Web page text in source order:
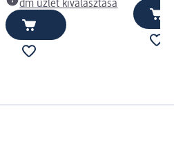
dm üzlet kiválasztása